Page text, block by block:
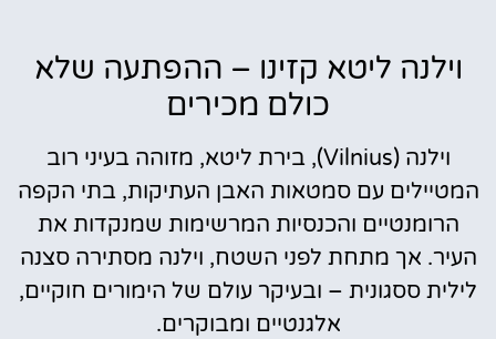
וילנה ליטא קזינו – ההפתעה שלא
כולם מכירים
וילנה (Vilnius), בירת ליטא, מזוהה בעיני רוב
המטיילים עם סמטאות האבן העתיקות, בתי הקפה
הרומנטיים והכנסיות המרשימות שמנקדות את
העיר. אך מתחת לפני השטח, וילנה מסתירה סצנה
לילית ססגונית – ובעיקר עולם של הימורים חוקיים,
אלגנטיים ומבוקרים.